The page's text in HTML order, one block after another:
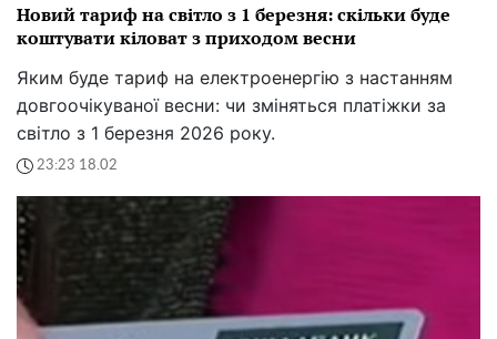
Новий тариф на світло з 1 березня: скільки буде
коштувати кіловат з приходом весни
Яким буде тариф на електроенергію з настанням
довгоочікуваної весни: чи зміняться платіжки за
світло з 1 березня 2026 року.
23:23 18.02